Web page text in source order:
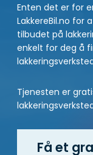
Enten det er for
LakkereBil.no for
tilbudet på
enkelt for deg å
Tjenesten er
Få et